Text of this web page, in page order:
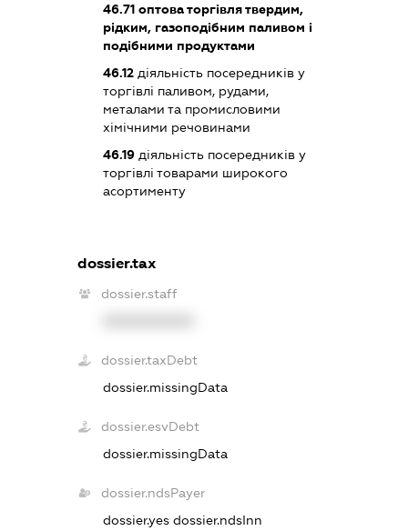
46.71оптова торгівля твердим,
рідким, газоподібним паливом і
подібними продуктами
46.12діяльність посередників у
торгівлі паливом, рудами,
металами та промисловими
хімічними речовинами
46.19діяльність посередників у
торгівлі товарами широкого
асортименту
dossier.tax
dossier.staff
dossier.taxDebt
dossier.missingData
dossier.esvDebt
dossier.missingData
dossier.ndsPayer
dossier.yes dossier.ndsInn